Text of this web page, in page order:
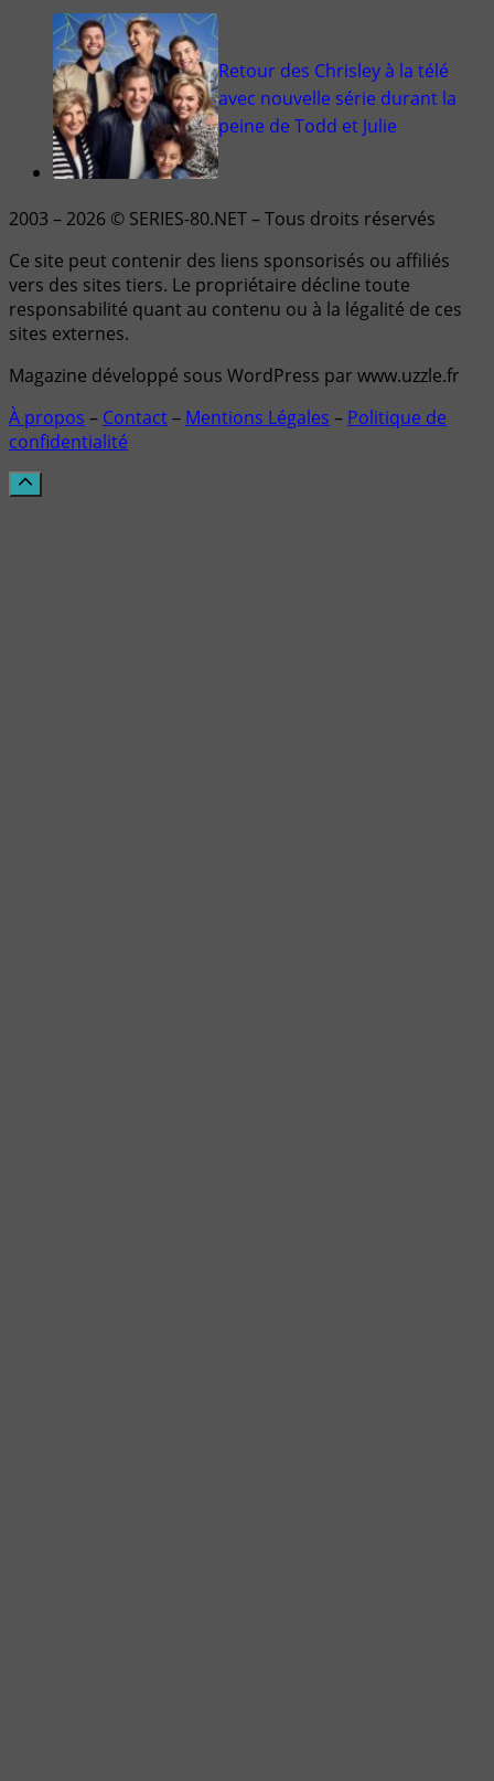
Retour des Chrisley à la télé
avec nouvelle série durant la
peine de Todd et Julie
2003 – 2026 © SERIES-80.NET – Tous droits réservés
Ce site peut contenir des liens sponsorisés ou affiliés
vers des sites tiers. Le propriétaire décline toute
responsabilité quant au contenu ou à la légalité de ces
sites externes.
Magazine développé sous WordPress par www.uzzle.fr
À propos – Contact– Mentions Légales – Politique de
confidentialité